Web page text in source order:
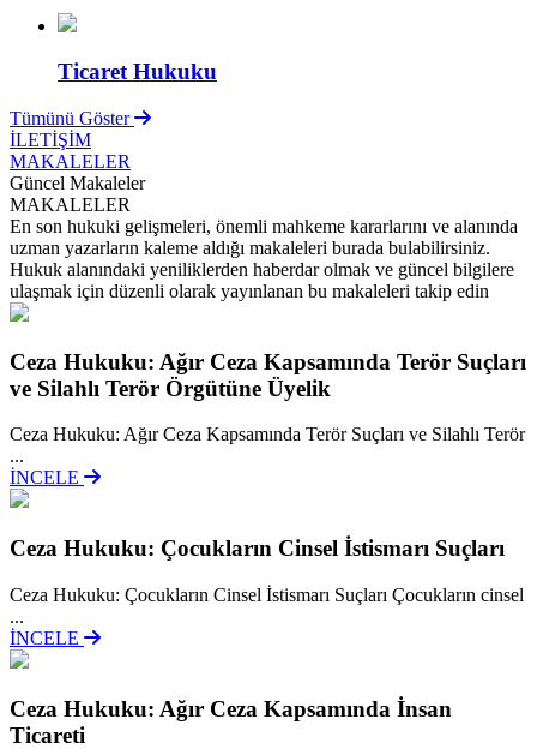
Ticaret Hukuku
Tümünü Göster
İLETİŞİM
MAKALELER
Güncel Makaleler
MAKALELER
En son hukuki gelişmeleri, önemli mahkeme kararlarını ve alanında
uzman yazarların kaleme aldığı makaleleri burada bulabilirsiniz.
Hukuk alanındaki yeniliklerden haberdar olmak ve güncel bilgilere
ulaşmak için düzenli olarak yayınlanan bu makaleleri takip edin
Ceza Hukuku: Ağır Ceza Kapsamında Terör Suçları
ve Silahlı Terör Örgütüne Üyelik
Ceza Hukuku: Ağır Ceza Kapsamında Terör Suçları ve Silahlı Terör
...
İNCELE
Ceza Hukuku: Çocukların Cinsel İstismarı Suçları
Ceza Hukuku: Çocukların Cinsel İstismarı Suçları Çocukların cinsel
...
İNCELE
Ceza Hukuku: Ağır Ceza Kapsamında İnsan
Ticareti